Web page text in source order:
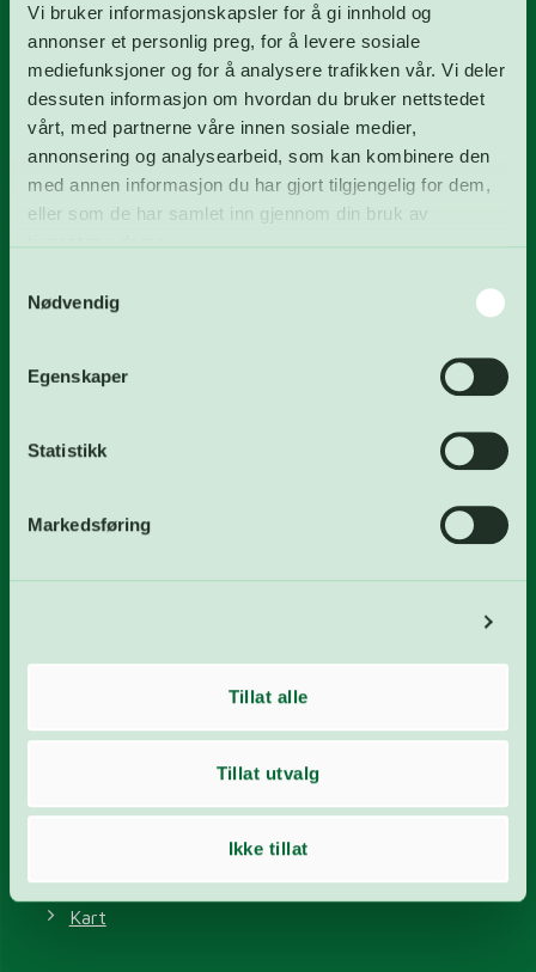
Vi bruker informasjonskapsler for å gi innhold og
annonser et personlig preg, for å levere sosiale
mediefunksjoner og for å analysere trafikken vår. Vi deler
dessuten informasjon om hvordan du bruker nettstedet
vårt, med partnerne våre innen sosiale medier,
annonsering og analysearbeid, som kan kombinere den
med annen informasjon du har gjort tilgjengelig for dem,
eller som de har samlet inn gjennom din bruk av
Nødvendig
Egenskaper
Statistikk
Markedsføring
Tillat alle
Tillat utvalg
Ikke tillat
Avløpsrenseanlegg
Vannverk
Biogassanlegg
Deponi
FREVAR KF
Om FREVAR KF
Styret
(+47) 69 35 73 00
Kart